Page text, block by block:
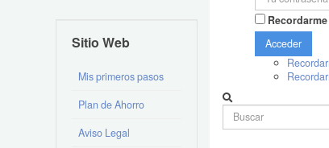
Recordarme
Acceder
Sitio Web
Mis primeros pasos
Plan de Ahorro
Aviso Legal